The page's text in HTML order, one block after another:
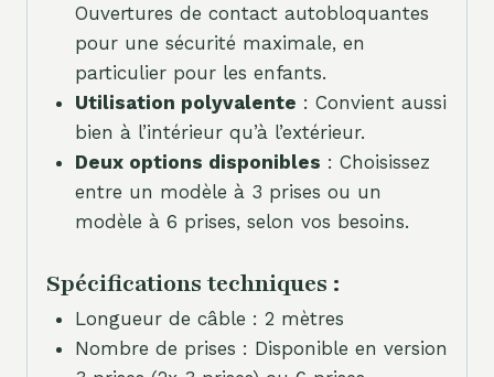
Ouvertures de contact autobloquantes
pour une sécurité maximale, en
particulier pour les enfants.
Utilisation polyvalente : Convient aussi
bien à l’intérieur qu’à l’extérieur.
Deux options disponibles : Choisissez
entre un modèle à 3 prises ou un
modèle à 6 prises, selon vos besoins.
Spécifications techniques :
Longueur de câble : 2 mètres
Nombre de prises : Disponible en version